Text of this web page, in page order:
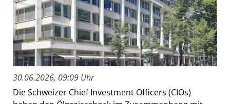
30.06.2026, 09:09 Uhr
Die Schweizer Chief Investment Officers (CIOs)